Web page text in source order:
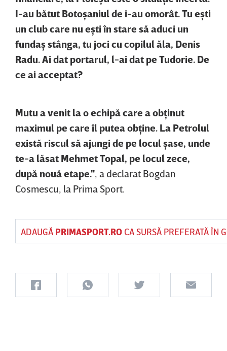
I-au bătut Botoşaniul de i-au omorât. Tu eşti
un club care nu eşti în stare să aduci un
fundaş stânga, tu joci cu copilul ăla, Denis
Radu. Ai dat portarul, l-ai dat pe Tudorie. De
ce ai acceptat?
Mutu a venit la o echipă care a obţinut
maximul pe care îl putea obţine. La Petrolul
există riscul să ajungi de pe locul şase, unde
te-a lăsat Mehmet Topal, pe locul zece,
după nouă etape.", a declarat Bogdan
Cosmescu, la Prima Sport.
ADAUGĂ PRIMASPORT.ROCA SURSĂ PREFERATĂ ÎN